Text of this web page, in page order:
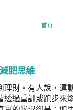
首頁
肥思維
理財。有人說，運
透過重訓或跑步來